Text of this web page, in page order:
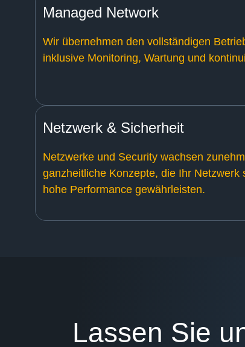
Managed Network
Wir übernehmen den vollständigen
inklusive Monitoring, Wartung und
Netzwerk & Sicherheit
Netzwerke und Security wachsen
ganzheitliche Konzepte, die Ihr Netzwerk
hohe Performance gewährleisten.
Lassen Sie